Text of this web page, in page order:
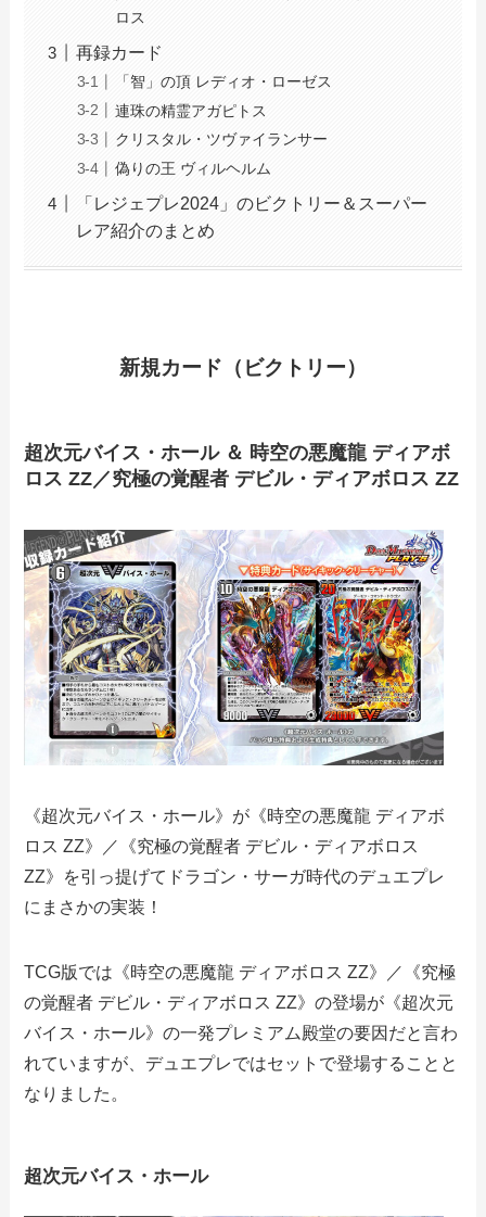
ロス
再録カード
「智」の頂 レディオ・ローゼス
連珠の精霊アガピトス
クリスタル・ツヴァイランサー
偽りの王 ヴィルヘルム
「レジェプレ2024」のビクトリー＆スーパー
レア紹介のまとめ
新規カード（ビクトリー）
超次元バイス・ホール ＆ 時空の悪魔龍 ディアボ
ロス ZZ／究極の覚醒者 デビル・ディアボロス ZZ
《超次元バイス・ホール》が《時空の悪魔龍 ディアボ
ロス ZZ》／《究極の覚醒者 デビル・ディアボロス
ZZ》を引っ提げてドラゴン・サーガ時代のデュエプレ
にまさかの実装！
TCG版では《時空の悪魔龍 ディアボロス ZZ》／《究極
の覚醒者 デビル・ディアボロス ZZ》の登場が《超次元
バイス・ホール》の一発プレミアム殿堂の要因だと言わ
れていますが、デュエプレではセットで登場することと
なりました。
超次元バイス・ホール